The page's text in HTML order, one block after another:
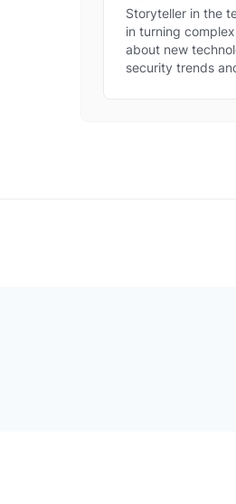
turning
new
threat
Storyteller in the
in turning
about new
security trends